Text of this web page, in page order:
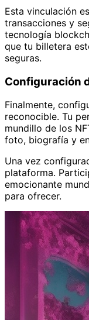
Esta vinculación
transacciones y
tecnología
que tu billetera
seguras.
Configuración
Finalmente,
reconocible. Tu
mundillo de los
foto, biografía y
Una vez
plataforma.
emocionante
para ofrecer.